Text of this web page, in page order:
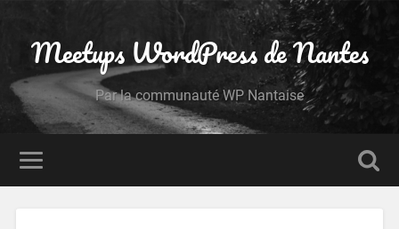
Meetups WordPress de Nantes
Par la communauté WP Nantaise